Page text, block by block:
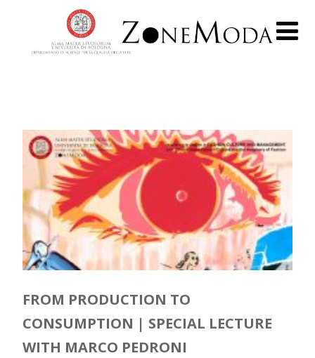
FROM PRODUCTION TO
CONSUMPTION | SPECIAL LECTURE
WITH MARCO PEDRONI